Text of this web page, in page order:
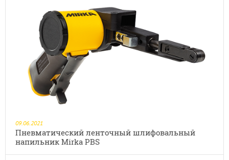
09.06.2021
Пневматический ленточный шлифовальный
напильник Mirka PBS